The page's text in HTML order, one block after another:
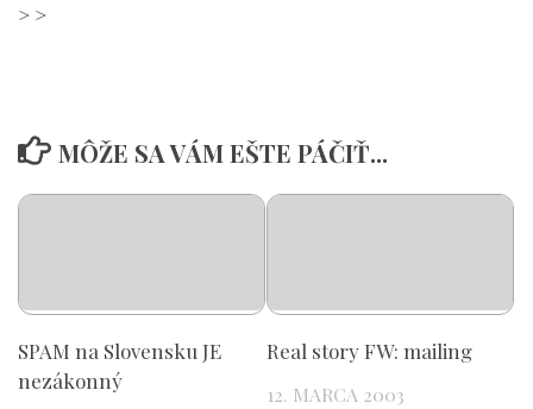
> >
MÔŽE SA VÁM EŠTE PÁČIŤ...
SPAM na Slovensku JE
nezákonný
Real story FW: mailing
12. MARCA 2003